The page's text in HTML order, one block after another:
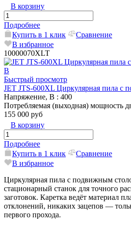
В корзину
Подробнее
Купить в 1 клик
Сравнение
В избранное
10000070XLT
Быстрый просмотр
JET JTS-600XL Циркулярная пила с
Напряжение, В : 400
Потребляемая (выходная) мощность
155 000 руб
В корзину
Подробнее
Купить в 1 клик
Сравнение
В избранное
Циркулярная пила с подвижным
стационарный станок для точного
заготовок. Каретка ведёт материал
отклонений, никаких зацепов —
первого прохода.